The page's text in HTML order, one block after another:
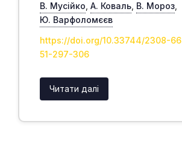
В. Мусійко А. Коваль В. Мороз
Ю. Варфоломєєв
https://doi.org/10.33744/2308-
51-297-306
Читати далі